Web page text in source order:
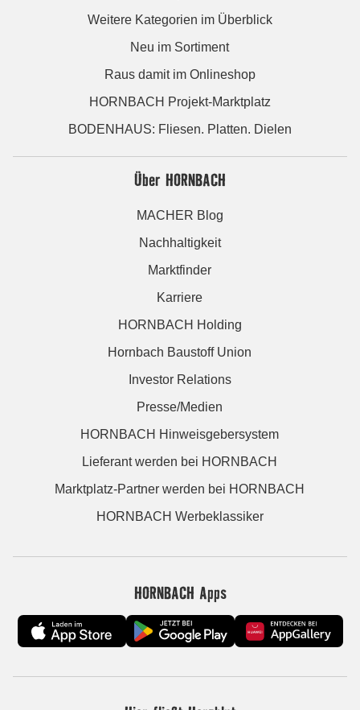
Weitere Kategorien im Überblick
Neu im Sortiment
Raus damit im Onlineshop
HORNBACH Projekt-Marktplatz
BODENHAUS: Fliesen. Platten. Dielen
Über HORNBACH
MACHER Blog
Nachhaltigkeit
Marktfinder
Karriere
HORNBACH Holding
Hornbach Baustoff Union
Investor Relations
Presse/Medien
HORNBACH Hinweisgebersystem
Lieferant werden bei HORNBACH
Marktplatz-Partner werden bei HORNBACH
HORNBACH Werbeklassiker
HORNBACH Apps